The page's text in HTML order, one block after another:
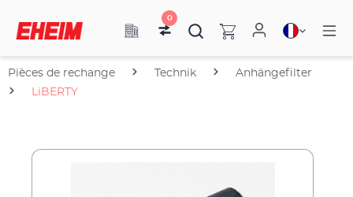
0
Pièces de rechange Technik
Anhängefilter
LiBERTY